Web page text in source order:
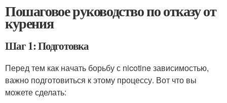
Пошаговое руководство по отказу от
курения
Шаг 1: Подготовка
Перед тем как начать борьбу с nicotine зависимостью,
важно подготовиться к этому процессу. Вот что вы
можете сделать: